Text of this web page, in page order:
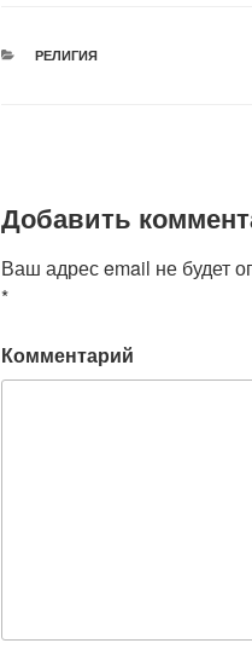
РУБРИКИ
РЕЛИГИЯ
Добавить
Ваш адрес email не будет
*
Комментарий